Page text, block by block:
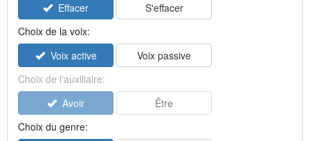
Effacer
S'effacer
Choix de la voix:
Voix active
Voix passive
Choix de l'auxiliaire:
Avoir
Être
Choix du genre: